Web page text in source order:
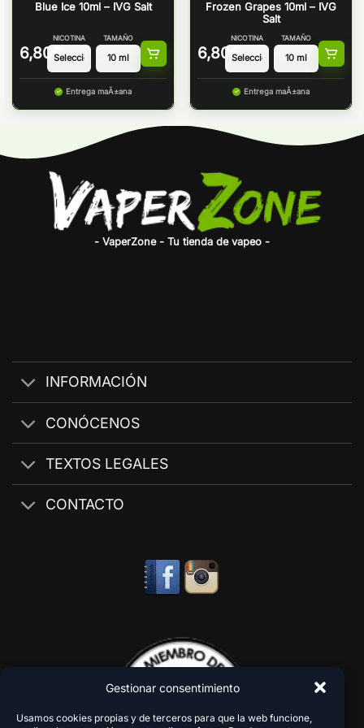
Gestionar consentimiento
Usamos cookies propias y de terceros para que la web funcione,
Blue Ice 10ml – IVG Salt
6,80 €
NICOTINA TAMAÑO
Entrega maÃ±ana
Frozen Grapes 10ml – IVG
Salt
6,80 €
NICOTINA TAMAÑO
Entrega maÃ±ana
- VaperZone - Tu tienda de vapeo -
INFORMACIÓN
CONÓCENOS
TEXTOS LEGALES
CONTACTO